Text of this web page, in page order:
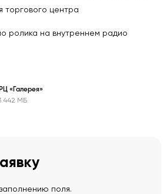
торгового центра
ролика на внутреннем радио
«Галерея»
МБ
поля.